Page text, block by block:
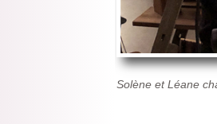
Solène et Léane